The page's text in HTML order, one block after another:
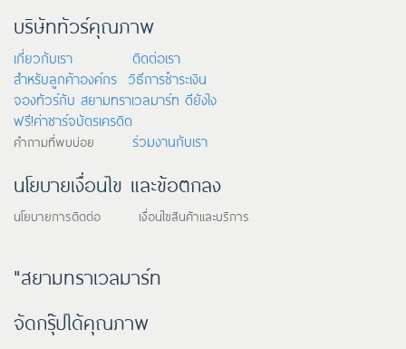
บริษัททัวร์คุณภาพ
เกี่ยวกับเรา
ติดต่อเรา
สำหรับลูกค้าองค์กร วิธีการชำระเงิน
จองทัวร์กับ สยามทราเวลมาร์ท ดียังไง
ฟรี!ค่าชาร์จบัตรเครดิต
คำถามที่พบบ่อย ร่วมงานกับเรา
นโยบายเงื่อนไข และข้อตกลง
นโยบายการติดต่อ เงื่อนไขสินค้าและบริการ
"สยามทราเวลมาร์ท
จัดกรุ๊ปได้คุณภาพ